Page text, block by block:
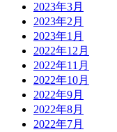
2023年3月
2023年2月
2023年1月
2022年12月
2022年11月
2022年10月
2022年9月
2022年8月
2022年7月